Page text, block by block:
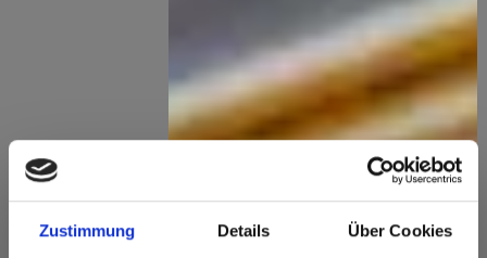
Zustimmung Details Über Cookies